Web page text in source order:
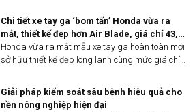
Chi tiết xe tay ga ‘bom tấn’ Honda vừa ra
mắt, thiết kế đẹp hơn Air Blade, giá chỉ 43,5
triệu đồng
Honda vừa ra mắt mẫu xe tay ga hoàn toàn mới
sở hữu thiết kế đẹp long lanh cùng mức giá chỉ
Giải pháp kiểm soát sâu bệnh hiệu quả cho
nền nông nghiệp hiện đại